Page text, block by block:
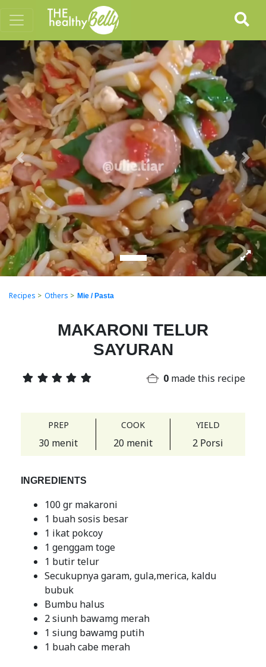
Previous Next
Recipes > Others > Mie / Pasta
MAKARONI TELUR
SAYURAN
0 made this recipe
PREP
30 menit
COOK
20 menit
YIELD
2 Porsi
INGREDIENTS
100 gr makaroni
1 buah sosis besar
1 ikat pokcoy
1 genggam toge
1 butir telur
Secukupnya garam, gula,merica, kaldu
bubuk
Bumbu halus
2 siunh bawamg merah
1 siung bawamg putih
1 buah cabe merah